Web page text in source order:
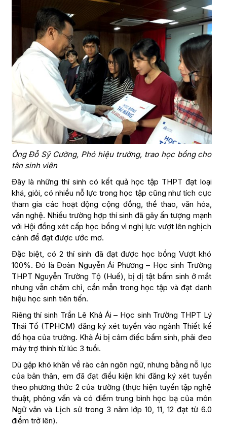
Ông Đỗ Sỹ Cường, Phó hiệu trưởng, trao học bổng cho
tân sinh viên
Đây là những thí sinh có kết quả học tập THPT đạt loại
khá, giỏi, có nhiều nỗ lực trong học tập cũng như tích cực
tham gia các hoạt động cộng đồng, thể thao, văn hóa,
văn nghệ. Nhiều trường hợp thí sinh đã gây ấn tượng mạnh
với Hội đồng xét cấp học bổng vì nghị lực vượt lên nghịch
cảnh để đạt được ước mơ.
Đặc biệt, có 2 thí sinh đã đạt được học bổng Vượt khó
100%. Đó là Đoàn Nguyễn Ái Phương – Học sinh Trường
THPT Nguyễn Trường Tộ (Huế), bị dị tật bẩm sinh ở mắt
nhưng vẫn chăm chỉ, cần mẫn trong học tập và đạt danh
hiệu học sinh tiên tiến.
Riêng thí sinh Trần Lê Khả Ái – Học sinh Trường THPT Lý
Thái Tổ (TPHCM) đăng ký xét tuyển vào ngành Thiết kế
đồ họa của trường. Khả Ái bị câm điếc bẩm sinh, phải đeo
máy trợ thính từ lúc 3 tuổi.
Dù gặp khó khăn về rào cản ngôn ngữ, nhưng bằng nỗ lực
của bản thân, em đã đạt điều kiện khi đăng ký xét tuyển
theo phương thức 2 của trường (thực hiện tuyển tập nghệ
thuật, phỏng vấn và có điểm trung bình học bạ của môn
Ngữ văn và Lịch sử trong 3 năm lớp 10, 11, 12 đạt từ 6.0
điểm trở lên).